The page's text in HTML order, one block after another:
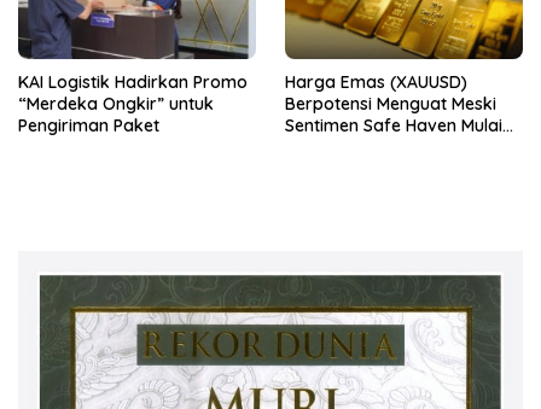
KAI Logistik Hadirkan Promo
“Merdeka Ongkir” untuk
Pengiriman Paket
Harga Emas (XAUUSD)
Berpotensi Menguat Meski
Sentimen Safe Haven Mulai